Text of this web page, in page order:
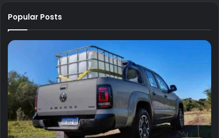
Popular Posts